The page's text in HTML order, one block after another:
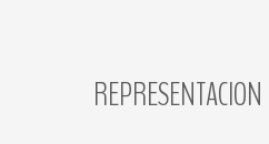
REPRESENTACION